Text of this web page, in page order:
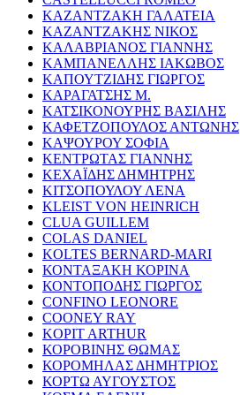
ΚΑΖΑΝΤΖΑΚΗ ΓΑΛΑΤΕΙΑ
ΚΑΖΑΝΤΖΑΚΗΣ ΝΙΚΟΣ
ΚΑΛΑΒΡΙΑΝΟΣ ΓΙΑΝΝΗΣ
ΚΑΜΠΑΝΕΛΛΗΣ ΙΑΚΩΒΟΣ
ΚΑΠΟΥΤΖΙΔΗΣ ΓΙΩΡΓΟΣ
ΚΑΡΑΓΑΤΣΗΣ Μ.
ΚΑΤΣΙΚΟΝΟΥΡΗΣ ΒΑΣΙΛΗΣ
ΚΑΦΕΤΖΟΠΟΥΛΟΣ ΑΝΤΩΝΗΣ
ΚΑΨΟΥΡΟΥ ΣΟΦΙΑ
ΚΕΝΤΡΩΤΑΣ ΓΙΑΝΝΗΣ
ΚΕΧΑΪΔΗΣ ΔΗΜΗΤΡΗΣ
ΚΙΤΣΟΠΟΥΛΟΥ ΛΕΝΑ
KLEIST VON HEINRICH
CLUA GUILLEM
COLAS DANIEL
KOLTES BERNARD-MARI
ΚΟΝΤΑΞΑΚΗ ΚΟΡΙΝΑ
ΚΟΝΤΟΠΟΔΗΣ ΓΙΩΡΓΟΣ
CONFINO LEONORE
COONEY RAY
KOPIT ARTHUR
ΚΟΡΟΒΙΝΗΣ ΘΩΜΑΣ
ΚΟΡΟΜΗΛΑΣ ΔΗΜΗΤΡΙΟΣ
ΚΟΡΤΩ ΑΥΓΟΥΣΤΟΣ